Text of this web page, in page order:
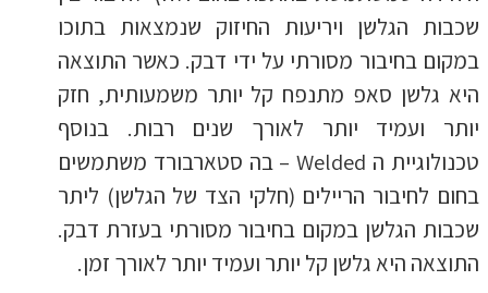
שכבות הגלשן ויריעות החיזוק שנמצאות בתוכו
במקום בחיבור מסורתי על ידי דבק. כאשר התוצאה
היא גלשן סאפ מתנפח קל יותר משמעותית, חזק
יותר ועמיד יותר לאורך שנים רבות. בנוסף
טכנולוגיית ה Welded – בה סטארבורד משתמשים
בחום לחיבור הריילים (חלקי הצד של הגלשן) ליתר
שכבות הגלשן במקום בחיבור מסורתי בעזרת דבק.
התוצאה היא גלשן קל יותר ועמיד יותר לאורך זמן.